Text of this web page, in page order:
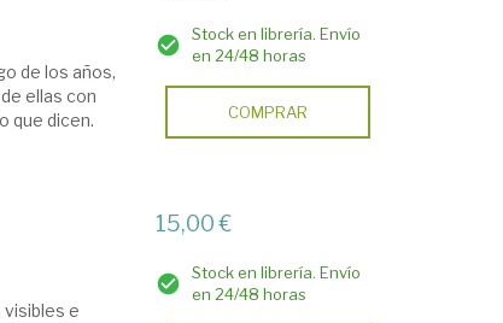
de los años,
ellas con
que dicen.
Stock en librería. Envío
en 24/48 horas
COMPRAR
e
15,00 €
Stock en librería. Envío
en 24/48 horas